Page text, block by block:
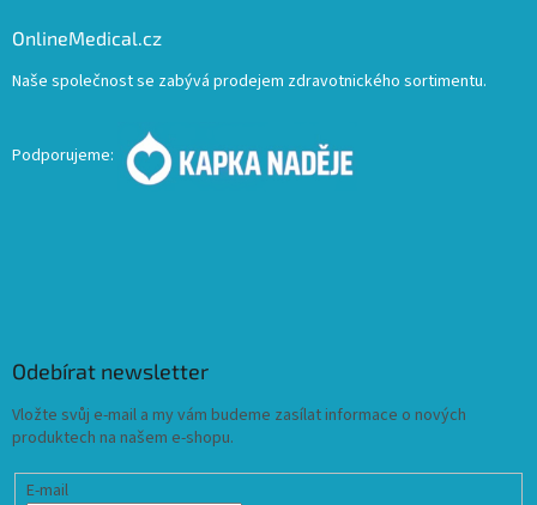
OnlineMedical.cz
Naše společnost se zabývá prodejem zdravotnického sortimentu.
Podporujeme:
Odebírat newsletter
Vložte svůj e-mail a my vám budeme zasílat informace o nových
produktech na našem e-shopu.
E-mail